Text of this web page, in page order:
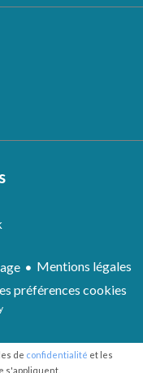
Mentions légales
préférences cookies
de confidentialité et les
s'appliquent.